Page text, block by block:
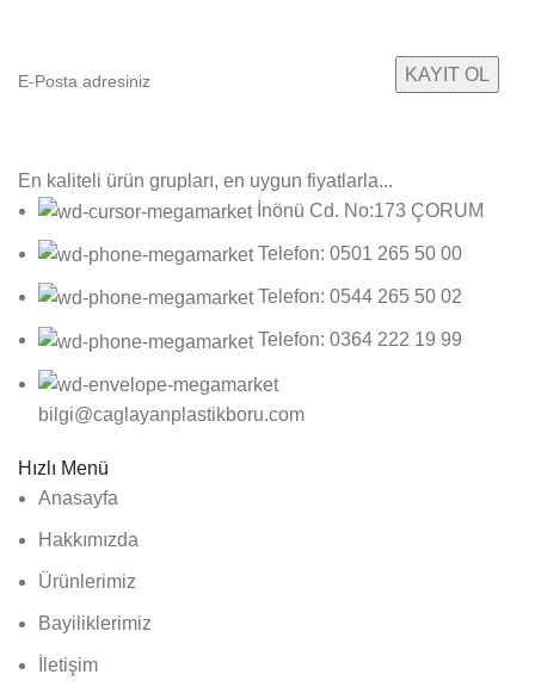
En kaliteli ürün grupları, en uygun fiyatlarla...
İnönü Cd. No:173 ÇORUM
Telefon: 0501 265 50 00
Telefon: 0544 265 50 02
Telefon: 0364 222 19 99
bilgi@caglayanplastikboru.com
Hızlı Menü
Anasayfa
Hakkımızda
Ürünlerimiz
Bayiliklerimiz
İletişim